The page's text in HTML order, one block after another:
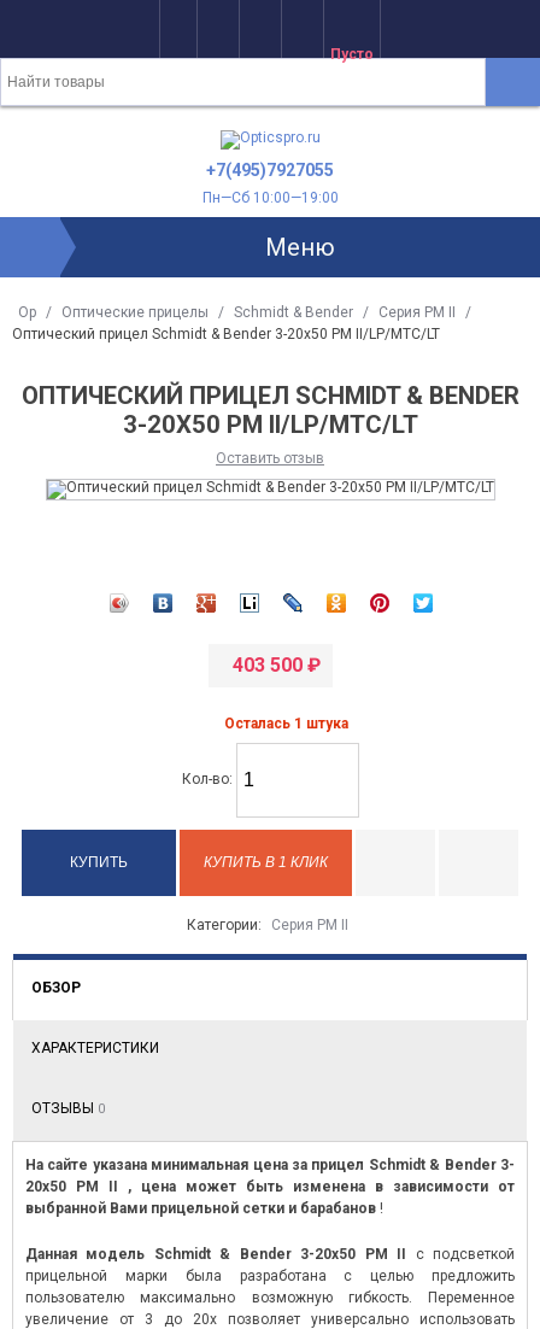
Пусто
+7(495)7927055
Пн—Сб 10:00—19:00
Меню
Op / Оптические прицелы / Schmidt & Bender / Серия PM II
/
Оптический прицел Schmidt & Bender 3-20x50 PM II/LP/MTC/LT
ОПТИЧЕСКИЙ ПРИЦЕЛ SCHMIDT & BENDER
3-20X50 PM II/LP/MTC/LT
Оставить отзыв
403 500 ₽
Осталась 1 штука
Кол-во:
КУПИТЬ В 1 КЛИК
Категории: Серия PM II
ОБЗОР
ХАРАКТЕРИСТИКИ
ОТЗЫВЫ 0
На сайте указана минимальная цена за прицел Schmidt & Bender 3-
20x50 PM II , цена может быть изменена в зависимости от
выбранной Вами прицельной сетки и барабанов !
Данная модель Schmidt & Bender 3-20x50 PM II
с подсветкой
прицельной марки была разработана с целью предложить
пользователю максимально возможную гибкость. Переменное
увеличение от 3 до 20x позволяет универсально использовать